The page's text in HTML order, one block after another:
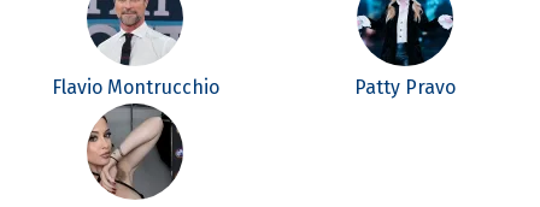
Flavio Montrucchio Patty Pravo